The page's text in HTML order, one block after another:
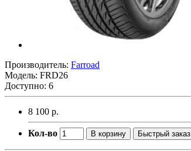
Производитель: Farroad
Модель: FRD26
Доступно: 6
8 100 р.
Кол-во В корзину Быстрый заказ